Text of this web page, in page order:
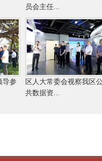
员会主任...
导参
区人大常委会视察我区
共数据资...